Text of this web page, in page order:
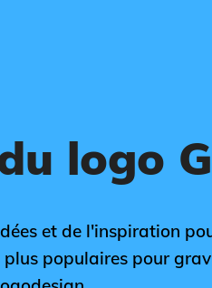
logo
et de l'inspiration
plus populaires pour